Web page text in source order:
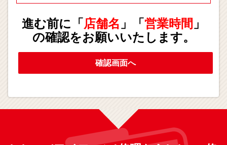
進む前に「 店舗名 」「 営業時間 」
の確認をお願いいたします。
確認画面へ